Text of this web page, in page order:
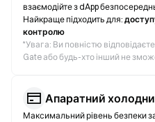
взаємодійте з dApp
Найкраще підходить для:
контролю
*Увага: Ви повністю відповідаєте
Gate або будь-хто інший не
Апаратний
Максимальний рівень безпеки